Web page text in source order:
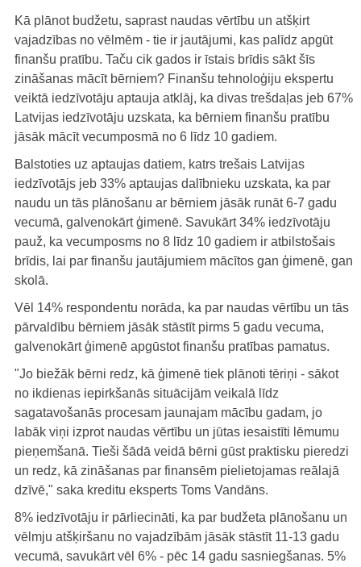
Kā plānot budžetu, saprast naudas vērtību un atšķirt
vajadzības no vēlmēm - tie ir jautājumi, kas palīdz apgūt
finanšu pratību. Taču cik gados ir īstais brīdis sākt šīs
zināšanas mācīt bērniem? Finanšu tehnoloģiju ekspertu
veiktā iedzīvotāju aptauja atklāj, ka divas trešdaļas jeb 67%
Latvijas iedzīvotāju uzskata, ka bērniem finanšu pratību
jāsāk mācīt vecumposmā no 6 līdz 10 gadiem.
Balstoties uz aptaujas datiem, katrs trešais Latvijas
iedzīvotājs jeb 33% aptaujas dalībnieku uzskata, ka par
naudu un tās plānošanu ar bērniem jāsāk runāt 6-7 gadu
vecumā, galvenokārt ģimenē. Savukārt 34% iedzīvotāju
pauž, ka vecumposms no 8 līdz 10 gadiem ir atbilstošais
brīdis, lai par finanšu jautājumiem mācītos gan ģimenē, gan
skolā.
Vēl 14% respondentu norāda, ka par naudas vērtību un tās
pārvaldību bērniem jāsāk stāstīt pirms 5 gadu vecuma,
galvenokārt ģimenē apgūstot finanšu pratības pamatus.
"Jo biežāk bērni redz, kā ģimenē tiek plānoti tēriņi - sākot
no ikdienas iepirkšanās situācijām veikalā līdz
sagatavošanās procesam jaunajam mācību gadam, jo
labāk viņi izprot naudas vērtību un jūtas iesaistīti lēmumu
pieņemšanā. Tieši šādā veidā bērni gūst praktisku pieredzi
un redz, kā zināšanas par finansēm pielietojamas reālajā
dzīvē," saka kreditu eksperts Toms Vandāns.
8% iedzīvotāju ir pārliecināti, ka par budžeta plānošanu un
vēlmju atšķiršanu no vajadzībām jāsāk stāstīt 11-13 gadu
vecumā, savukārt vēl 6% - pēc 14 gadu sasniegšanas. 5%